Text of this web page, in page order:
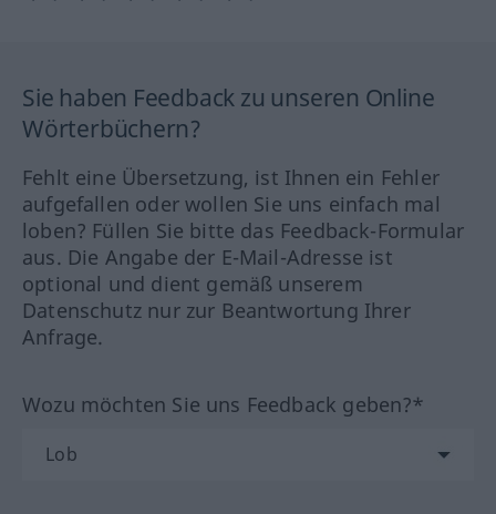
Sie haben Feedback zu unseren Online
Wörterbüchern?
Fehlt eine Übersetzung, ist Ihnen ein Fehler
aufgefallen oder wollen Sie uns einfach mal
loben? Füllen Sie bitte das Feedback-Formular
aus. Die Angabe der E-Mail-Adresse ist
optional und dient gemäß unserem
Datenschutz nur zur Beantwortung Ihrer
Anfrage.
Wozu möchten Sie uns Feedback geben?*